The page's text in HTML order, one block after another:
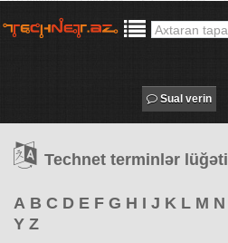
Sual verin
Technet terminlər lüğəti
A B C D E F G H I J K L M N
Y Z